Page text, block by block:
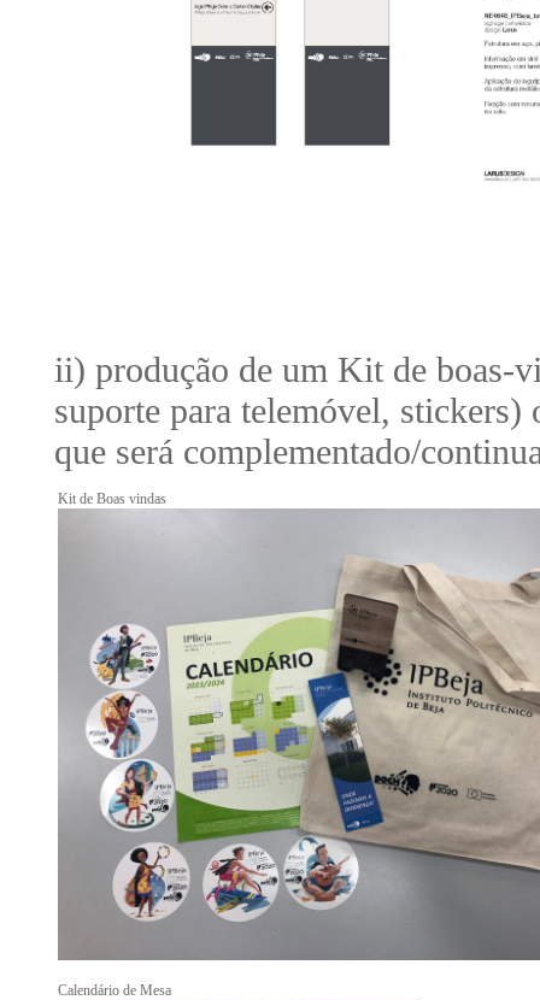
ii) produção de um Kit de boas-
suporte para telemóvel,
que será complementado/
Kit de Boas vindas
Calendário de Mesa